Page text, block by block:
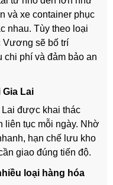
và xe container phục
nhau. Tùy theo loại
Vương sẽ bố trí
phí và đảm bảo an
Gia Lai
Lai được khai thác
liên tục mỗi ngày. Nhờ
hạn chế lưu kho
giao đúng tiến độ.
loại hàng hóa